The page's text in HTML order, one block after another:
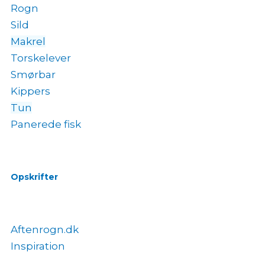
Rogn
Sild
Makrel
Torskelever
Smørbar
Kippers
Tun
Panerede fisk
Opskrifter
Aftenrogn.dk
Inspiration